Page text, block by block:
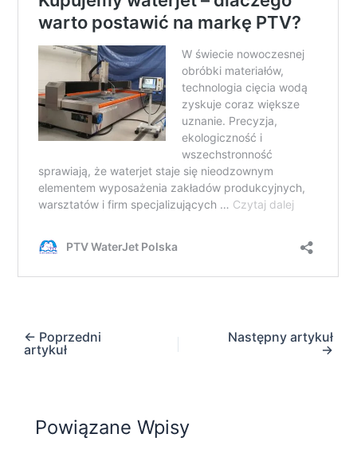
← Poprzedni
artykuł
Następny artykuł
→
Powiązane Wpisy